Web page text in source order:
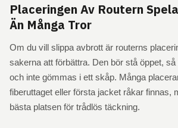
Placeringen Av Routern
Än Många Tror
Om du vill slippa avbrott är routerns
sakerna att förbättra. Den bör stå öppet,
och inte gömmas i ett skåp. Många
fiberuttaget eller första jacket råkar finnas,
bästa platsen för trådlös täckning.